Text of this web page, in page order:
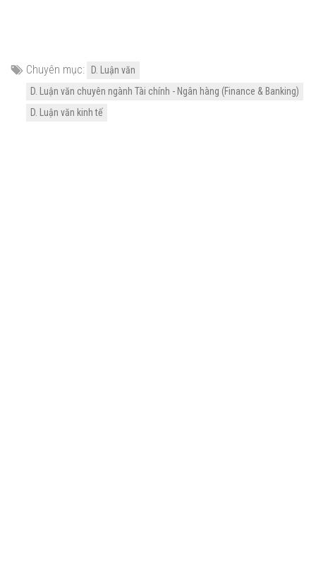
Chuyên mục:
D. Luận văn
D. Luận văn chuyên ngành Tài chính - Ngân hàng (Finance & Banking)
D. Luận văn kinh tế